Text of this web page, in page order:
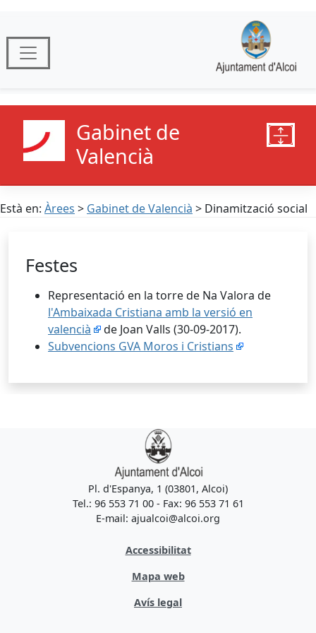
Gabinet de
Valencià
Està en: Àrees > Gabinet de Valencià > Dinamització social
Festes
Representació en la torre de Na Valora de
l'Ambaixada Cristiana amb la versió en
valencià
de Joan Valls (30-09-2017).
Subvencions GVA Moros i Cristians
Pl. d'Espanya, 1 (03801, Alcoi)
Tel.: 96 553 71 00 - Fax: 96 553 71 61
E-mail: ajualcoi@alcoi.org
Accessibilitat
Mapa web
Avís legal